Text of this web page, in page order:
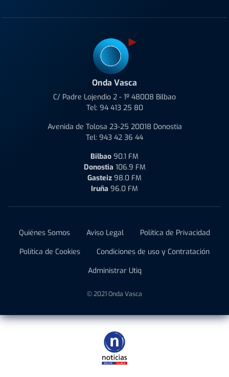
Onda Vasca
C/ Padre Lojendio 2 - 1º 48008 Bilbao
Tel: 94 413 25 80
Avenida de Tolosa 23-25 20018 Donostia
Tel: 943 42 36 44
Bilbao 90.1 FM
Donostia 106.9 FM
Gasteiz 98.0 FM
Iruña 96.0 FM
Quiénes Somos Aviso Legal
Política de Privacidad
Política de Cookies
Condiciones de uso y Contratación
Administrar Utiq
© 2021 Onda Vasca